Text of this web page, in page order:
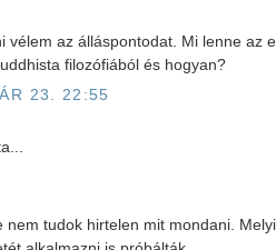
vélem az álláspontodat. Mi lenne
filozófiából és hogyan?
23. 22:55
nem tudok hirtelen mit mondani.